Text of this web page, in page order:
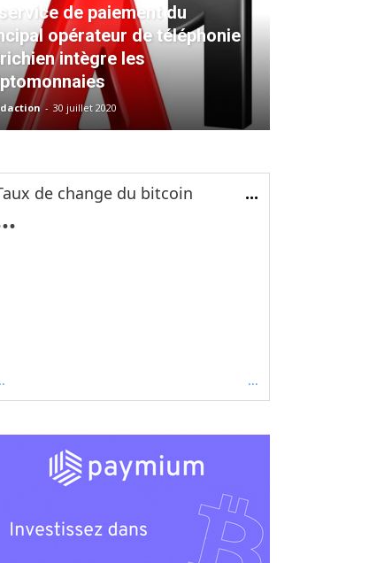
de paiement du
opérateur de téléphonie
intègre les
- 30 juillet 2020
de change du bitcoin ...
...